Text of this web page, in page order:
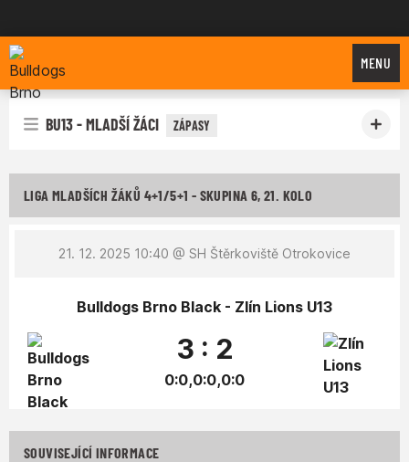
Bulldogs Brno
MENU
BU13 - MLADŠÍ ŽÁCI ZÁPASY
LIGA MLADŠÍCH ŽÁKŮ 4+1/5+1 - SKUPINA 6, 21. KOLO
21. 12. 2025 10:40 @ SH Štěrkoviště Otrokovice
Bulldogs Brno Black - Zlín Lions U13
3 : 2
0:0,0:0,0:0
SOUVISEJÍCÍ INFORMACE